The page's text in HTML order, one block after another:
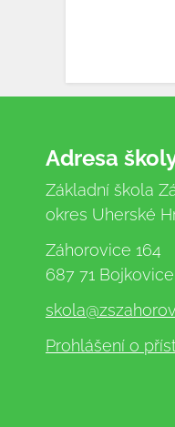
Adresa
Základní škola
okres Uherské
Záhorovice 164
687 71 Bojkovice
skola
Prohlášení o